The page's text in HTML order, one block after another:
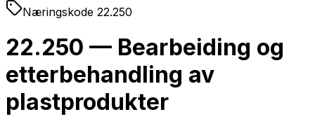
Næringskode 22.250
22.250 — Bearbeiding og
etterbehandling av
plastprodukter